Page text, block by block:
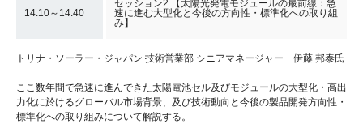
14:10～14:40
セッション2 【太陽光発電モジュールの最前線：急
速に進む大型化と今後の方向性・標準化への取り組
み】
トリナ・ソーラー・ジャパン 技術営業部 シニアマネージャー 伊藤 邦泰氏
ここ数年間で急速に進んできた太陽電池セル及びモジュールの大型化・高出
力化に於けるグローバル市場背景、及び技術動向と今後の製品開発方向性・
標準化への取り組みについて解説する。